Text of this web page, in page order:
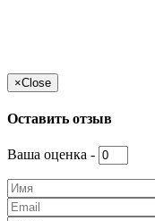
×Close
Оставить отзыв
Ваша оценка -